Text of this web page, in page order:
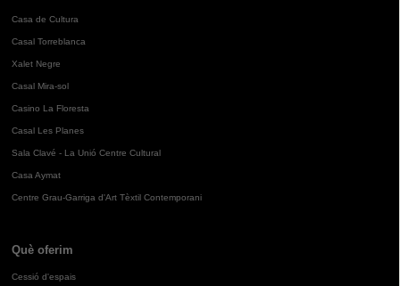
Casa de Cultura
Casal Torreblanca
Xalet Negre
Casal Mira-sol
Casino La Floresta
Casal Les Planes
Sala Clavé - La Unió Centre Cultural
Casa Aymat
Centre Grau-Garriga d'Art Tèxtil Contemporani
Què oferim
Cessió d'espais